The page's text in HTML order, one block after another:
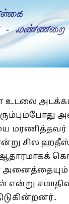
உடலை
மரணித்தவர்
என்று சில
அனைத்தையும்
என்று